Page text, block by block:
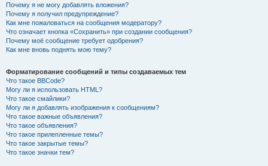
Почему я не могу добавлять вложения?
Почему я получил предупреждение?
Как мне пожаловаться на сообщения модератору?
Что означает кнопка «Сохранить» при создании сообщения?
Почему моё сообщение требует одобрения?
Как мне вновь поднять мою тему?
Форматирование сообщений и типы создаваемых тем
Что такое BBCode?
Могу ли я использовать HTML?
Что такое смайлики?
Могу ли я добавлять изображения к сообщениям?
Что такое важные объявления?
Что такое объявления?
Что такое прилепленные темы?
Что такое закрытые темы?
Что такое значки тем?